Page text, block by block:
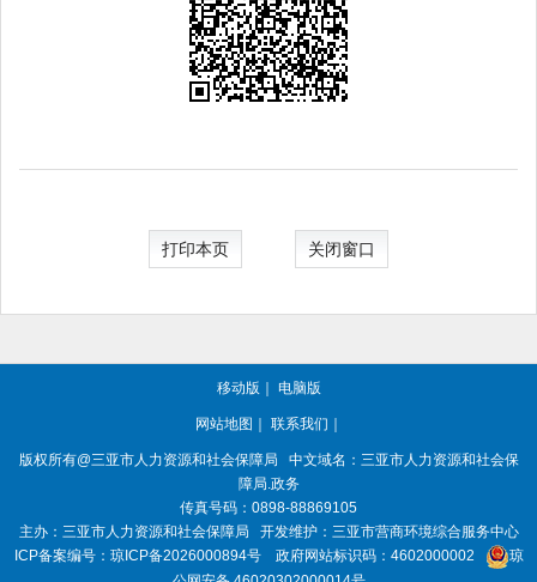
打印本页 关闭窗口
移动版 电脑版
网站地图 联系我们
版权所有@三亚市人力资源和社会保障局
中文域名：三亚市人力资源和社会保
障局.政务
传真号码：0898-88869105
主办：三亚市人力资源和社会保障局
开发维护：三亚市营商环境综合服务中心
ICP备案编号： 琼ICP备2026000894号 政府网站标识码： 4602000002
琼